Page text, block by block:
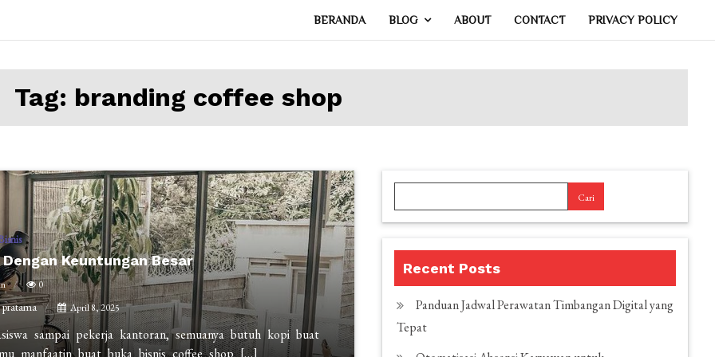
BERANDA BLOG ABOUT CONTACT PRIVACY POLICY
Tag: branding coffee shop
Keuntungan Besar
0
April 8, 2025
sampai pekerja kantoran, semuanya butuh kopi buat
manfaatin buat buka bisnis coffee shop […]
Cari
Recent Posts
Panduan Jadwal Perawatan Timbangan Digital yang
Tepat